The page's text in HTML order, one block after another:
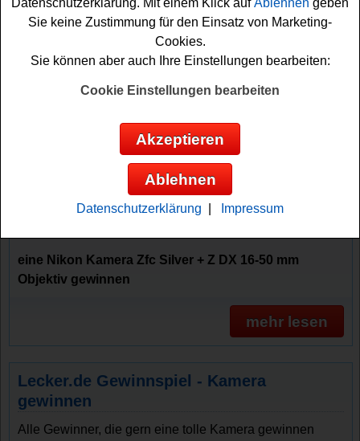
▲
gewinnen
Wer gern eine hochwertige Kamera gewinnen möchte,
sollte bei diesem kostenlosen Astrowoche Gewinnspiel
mitmachen. Astrowoche verlost eine Nikon Zfc Silver mit
Z DX 16-50 mm Objektiv im Gesamtwert von ca. 949
Euro. Mit etwas Glück können Sie diese Kamera
eine Nikon Kamera Zfc Silver + Z DX 16-50 mm
Objektiv gewinnen
mehr lesen
Lecker.de Gewinnspiel - Kamera
gewinnen
Alle Gewinner, die gern eine tolle Kamera gewinnen
Datenschutzerklärung. Mit einem Klick aufAblehnen geben
Sie keine Zustimmung für den Einsatz von Marketing-
Cookies.
Sie können aber auch Ihre Einstellungen bearbeiten:
Cookie Einstellungen bearbeiten
Akzeptieren
Ablehnen
Datenschutzerklärung Impressum